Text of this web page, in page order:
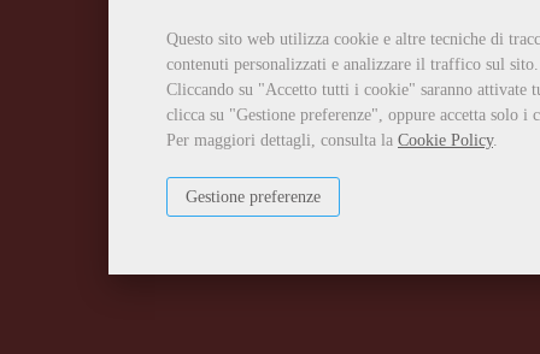
Questo sito web utilizza cookie e altre tecniche di
contenuti personalizzati e analizzare il traffico sul sito.
Cliccando su "Accetto tutti i cookie" saranno attivate
clicca su "Gestione preferenze", oppure accetta solo
Per maggiori dettagli, consulta la Cookie Policy.
Gestione preferenze